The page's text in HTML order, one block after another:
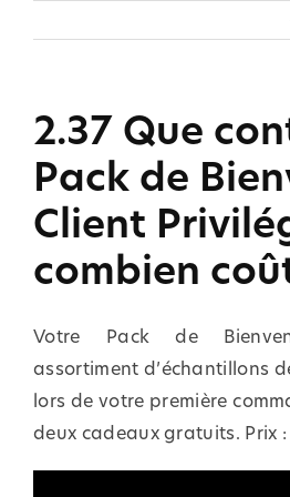
2.37 Que
Pack de
Client
combien
Votre Pack de
assortiment d’échantillons
lors de votre première
deux cadeaux gratuits. Prix :